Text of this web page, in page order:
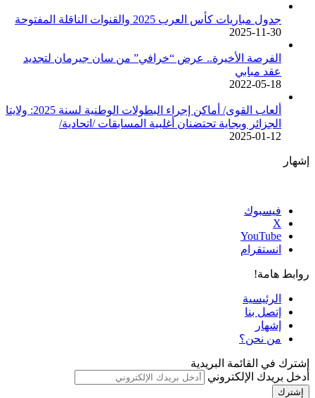
جدول مباريات كأس العرب 2025 والقنوات الناقلة المفتوحة
2025-11-30
الفرصة الأخيرة.. عرض “خرافي” من سان جيرمان لتجديد
عقد مبابي
2022-05-18
ألعاب القوى/ أماكن إجراء البطولات الوطنية لسنة 2025: ولايتا
الجزائر وبجاية تحتضنان أغلبية المسابقات /اتحادية/
2025-01-12
إشهار
فيسبوك
‫X
‫YouTube
انستقرام
روابط هامة!
الرئيسية
إتصل بنا
إشهار
من نحن؟
إشترك في القائمة البريدية
أدخل بريدك الإلكتروني